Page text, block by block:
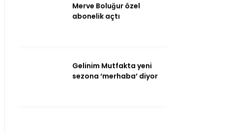
Merve Boluğur özel
abonelik açtı
Gelinim Mutfakta yeni
sezona ‘merhaba’ diyor